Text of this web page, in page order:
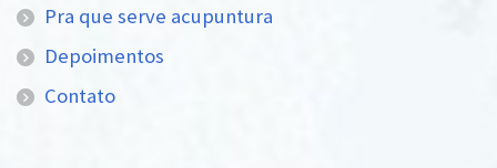
Pra que serve acupuntura
Depoimentos
Contato